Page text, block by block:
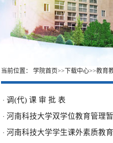
当前位置： 学院首页>> 下载中心>>教育
· 调(代) 课 审 批 表
· 河南科技大学双学位教育管理
· 河南科技大学学生课外素质教